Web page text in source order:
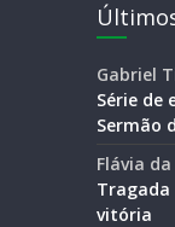
Gabriel
Série de
Sermão
Flávia
vitória